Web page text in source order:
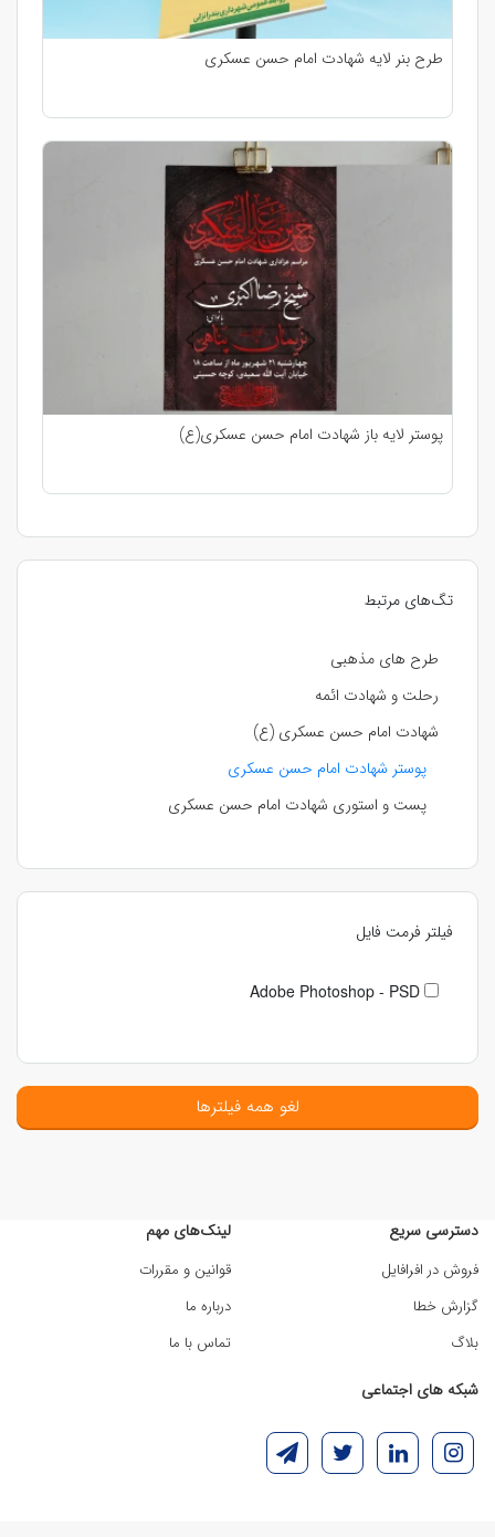
تگ‌های مرتبط
طرح های مذهبی
رحلت و شهادت ائمه
شهادت امام حسن عسکری (ع)
پوستر شهادت امام حسن عسکری
پست و استوری شهادت امام حسن عسکری
فیلتر فرمت فایل
Adobe Photoshop - PSD
لغو همه فیلترها
طرح بنر لایه شهادت امام حسن عسکری
پوستر لایه باز شهادت امام حسن عسکری(ع)
دسترسی سریع
فروش در افرافایل
گزارش خطا
بلاگ
لینک‌های مهم
قوانین و مقررات
درباره ما
تماس با ما
شبکه های اجتماعی